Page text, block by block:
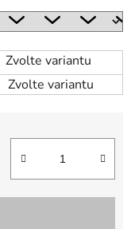
Zvolte variantu
Zvolte variantu